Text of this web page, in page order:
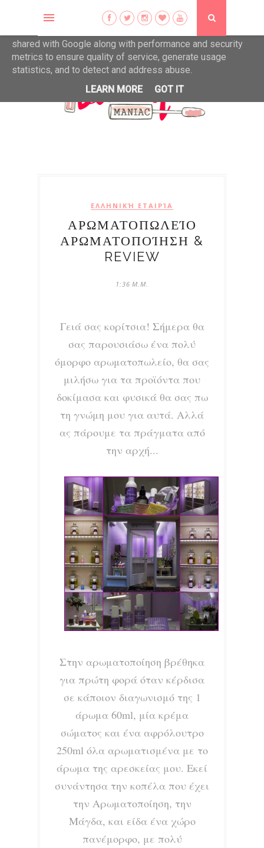
ΕΛΛΗΝΙΚΉ ΕΤΑΙΡΊΑ
ΑΡΩΜΑΤΟΠΩΛΕΊΟ
ΑΡΩΜΑΤΟΠΟΊΗΣΗ &
REVIEW
1:36 Μ.Μ.
Γειά σας κορίτσια! Σήμερα θα
σας παρουσιάσω ένα πολύ
όμορφο αρωματοπωλείο, θα σας
μιλήσω για τα προϊόντα που
δοκίμασα και φυσικά θα σας πω
τη γνώμη μου για αυτά. Αλλά
ας πάρουμε τα πράγματα από
την αρχή...
Στην αρωματοποίηση βρέθηκα
για πρώτη φορά όταν κέρδισα
σε κάποιον διαγωνισμό της 1
άρωμα 60ml, μία κρέμα
σώματος και ένα αφρόλουτρο
250ml όλα αρωματισμένα με το
άρωμα της αρεσκείας μου. Εκεί
συνάντησα την κοπέλα που έχει
την Αρωματοποίηση, την
Μάγδα, και είδα ένα χώρο
πανέμορφο, με πολύ
This site uses cookies from Google to deliver its services
shared with Google along with performance and security
metrics to ensure quality of service, generate usage
statistics, and to detect and address abuse.
LEARN MORE
GOT IT